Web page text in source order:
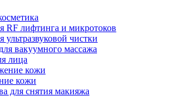
RF лифтинга и микротоков
ультразвуковой чистки
вакуумного массажа
лица
кожи
кожи
для снятия макияжа